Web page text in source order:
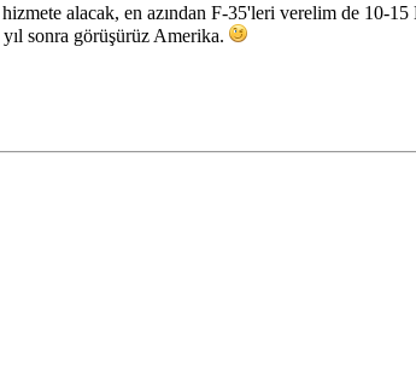
alacak, en azından F-35'leri verelim de 10-
sonra görüşürüz Amerika.